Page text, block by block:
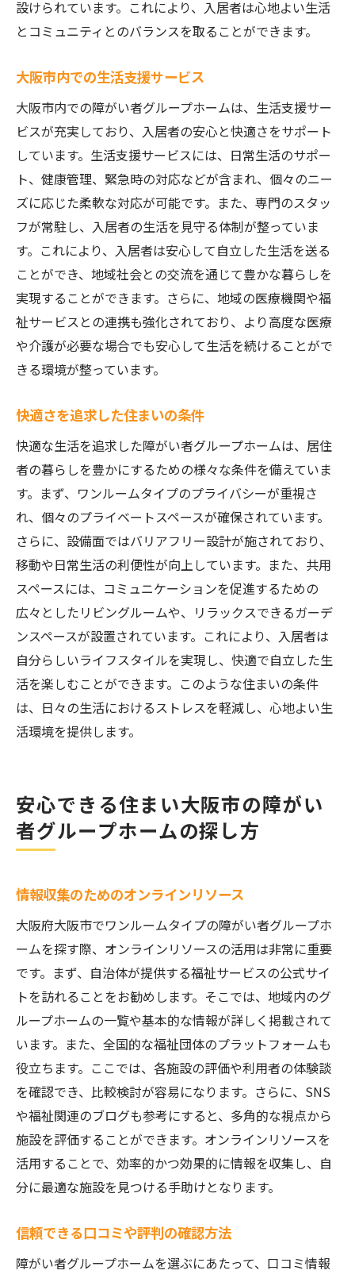
設けられています。これにより、入居者は心地よい生活
とコミュニティとのバランスを取ることができます。
大阪市内での生活支援サービス
大阪市内での障がい者グループホームは、生活支援サー
ビスが充実しており、入居者の安心と快適さをサポート
しています。生活支援サービスには、日常生活のサポー
ト、健康管理、緊急時の対応などが含まれ、個々のニー
ズに応じた柔軟な対応が可能です。また、専門のスタッ
フが常駐し、入居者の生活を見守る体制が整っていま
す。これにより、入居者は安心して自立した生活を送る
ことができ、地域社会との交流を通じて豊かな暮らしを
実現することができます。さらに、地域の医療機関や福
祉サービスとの連携も強化されており、より高度な医療
や介護が必要な場合でも安心して生活を続けることがで
きる環境が整っています。
快適さを追求した住まいの条件
快適な生活を追求した障がい者グループホームは、居住
者の暮らしを豊かにするための様々な条件を備えていま
す。まず、ワンルームタイプのプライバシーが重視さ
れ、個々のプライベートスペースが確保されています。
さらに、設備面ではバリアフリー設計が施されており、
移動や日常生活の利便性が向上しています。また、共用
スペースには、コミュニケーションを促進するための
広々としたリビングルームや、リラックスできるガーデ
ンスペースが設置されています。これにより、入居者は
自分らしいライフスタイルを実現し、快適で自立した生
活を楽しむことができます。このような住まいの条件
は、日々の生活におけるストレスを軽減し、心地よい生
活環境を提供します。
安心できる住まい大阪市の障がい
者グループホームの探し方
情報収集のためのオンラインリソース
大阪府大阪市でワンルームタイプの障がい者グループホ
ームを探す際、オンラインリソースの活用は非常に重要
です。まず、自治体が提供する福祉サービスの公式サイ
トを訪れることをお勧めします。そこでは、地域内のグ
ループホームの一覧や基本的な情報が詳しく掲載されて
います。また、全国的な福祉団体のプラットフォームも
役立ちます。ここでは、各施設の評価や利用者の体験談
を確認でき、比較検討が容易になります。さらに、SNS
や福祉関連のブログも参考にすると、多角的な視点から
施設を評価することができます。オンラインリソースを
活用することで、効率的かつ効果的に情報を収集し、自
分に最適な施設を見つける手助けとなります。
信頼できる口コミや評判の確認方法
障がい者グループホームを選ぶにあたって、口コミ情報